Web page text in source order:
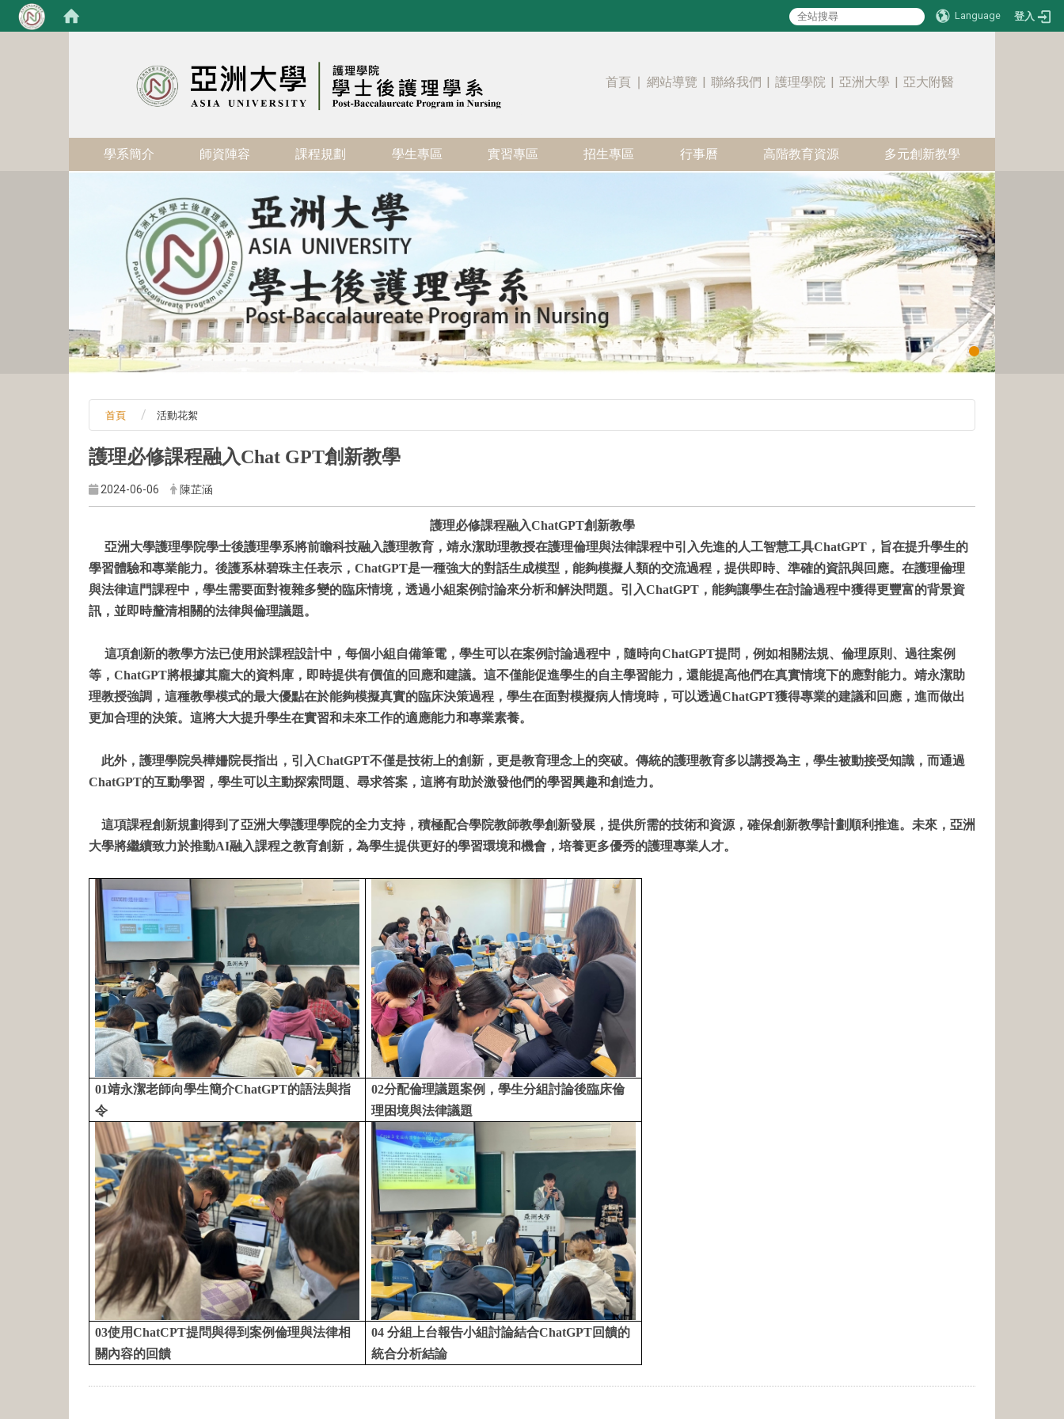
Language 登入
首頁 ∣ 網站導覽 | 聯絡我們 | 護理學院 | 亞洲大學 | 亞大附醫
學系簡介 師資陣容 課程規劃 學生專區 實習專區 招生專區 行事曆 高階教育資源 多元創新教學
首頁 活動花絮
護理必修課程融入Chat GPT創新教學
2024-06-06 陳芷涵
護理必修課程融入ChatGPT創新教學
亞洲大學護理學院學士後護理學系將前瞻科技融入護理教育，靖永潔助理教授在護理倫理與法律課程中引入先進的人工智慧工具ChatGPT，旨在提升學生的
學習體驗和專業能力。後護系林碧珠主任表示，ChatGPT是一種強大的對話生成模型，能夠模擬人類的交流過程，提供即時、準確的資訊與回應。在護理倫理
與法律這門課程中，學生需要面對複雜多變的臨床情境，透過小組案例討論來分析和解決問題。引入ChatGPT，能夠讓學生在討論過程中獲得更豐富的背景資
訊，並即時釐清相關的法律與倫理議題。
這項創新的教學方法已使用於課程設計中，每個小組自備筆電，學生可以在案例討論過程中，隨時向ChatGPT提問，例如相關法規、倫理原則、過往案例
等，ChatGPT將根據其龐大的資料庫，即時提供有價值的回應和建議。這不僅能促進學生的自主學習能力，還能提高他們在真實情境下的應對能力。靖永潔助
理教授強調，這種教學模式的最大優點在於能夠模擬真實的臨床決策過程，學生在面對模擬病人情境時，可以透過ChatGPT獲得專業的建議和回應，進而做出
更加合理的決策。這將大大提升學生在實習和未來工作的適應能力和專業素養。
此外，護理學院吳樺姍院長指出，引入ChatGPT不僅是技術上的創新，更是教育理念上的突破。傳統的護理教育多以講授為主，學生被動接受知識，而通過
ChatGPT的互動學習，學生可以主動探索問題、尋求答案，這將有助於激發他們的學習興趣和創造力。
這項課程創新規劃得到了亞洲大學護理學院的全力支持，積極配合學院教師教學創新發展，提供所需的技術和資源，確保創新教學計劃順利推進。未來，亞洲
大學將繼續致力於推動AI融入課程之教育創新，為學生提供更好的學習環境和機會，培養更多優秀的護理專業人才。
01靖永潔老師向學生簡介ChatGPT的語法與指
令
02分配倫理議題案例，學生分組討論後臨床倫
理困境與法律議題
03使用ChatCPT提問與得到案例倫理與法律相
關內容的回饋
04 分組上台報告小組討論結合ChatGPT回饋的
統合分析結論